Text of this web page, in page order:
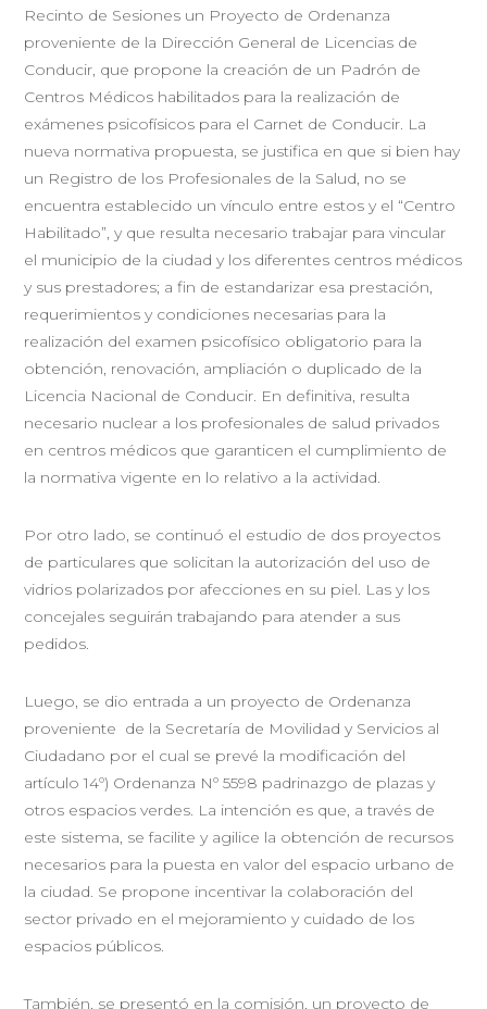
Recinto de Sesiones un Proyecto de Ordenanza
proveniente de la Dirección General de Licencias de
Conducir, que propone la creación de un Padrón de
Centros Médicos habilitados para la realización de
exámenes psicofísicos para el Carnet de Conducir. La
nueva normativa propuesta, se justifica en que si bien hay
un Registro de los Profesionales de la Salud, no se
encuentra establecido un vínculo entre estos y el “Centro
Habilitado”, y que resulta necesario trabajar para vincular
el municipio de la ciudad y los diferentes centros médicos
y sus prestadores; a fin de estandarizar esa prestación,
requerimientos y condiciones necesarias para la
realización del examen psicofísico obligatorio para la
obtención, renovación, ampliación o duplicado de la
Licencia Nacional de Conducir. En definitiva, resulta
necesario nuclear a los profesionales de salud privados
en centros médicos que garanticen el cumplimiento de
la normativa vigente en lo relativo a la actividad.
Por otro lado, se continuó el estudio de dos proyectos
de particulares que solicitan la autorización del uso de
vidrios polarizados por afecciones en su piel. Las y los
concejales seguirán trabajando para atender a sus
pedidos.
Luego, se dio entrada a un proyecto de Ordenanza
proveniente de la Secretaría de Movilidad y Servicios al
Ciudadano por el cual se prevé la modificación del
artículo 14º) Ordenanza Nº 5598 padrinazgo de plazas y
otros espacios verdes. La intención es que, a través de
este sistema, se facilite y agilice la obtención de recursos
necesarios para la puesta en valor del espacio urbano de
la ciudad. Se propone incentivar la colaboración del
sector privado en el mejoramiento y cuidado de los
espacios públicos.
También, se presentó en la comisión, un proyecto de